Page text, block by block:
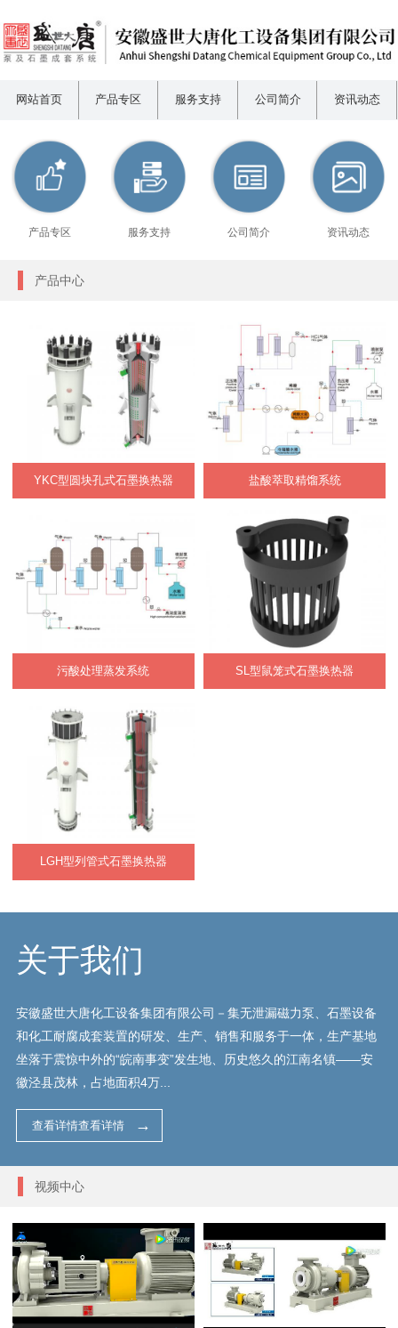
网站首页 产品专区 服务支持 公司简介 资讯动态
产品专区 服务支持 公司简介 资讯动态
产品中心
YKC型圆块孔式石墨换热器 盐酸萃取精馏系统
污酸处理蒸发系统 SL型鼠笼式石墨换热器
LGH型列管式石墨换热器
关于我们
安徽盛世大唐化工设备集团有限公司－集无泄漏磁力泵、石墨设备
和化工耐腐成套装置的研发、生产、销售和服务于一体，生产基地
坐落于震惊中外的“皖南事变”发生地、历史悠久的江南名镇——安
徽泾县茂林，占地面积4万...
查看详情查看详情
视频中心